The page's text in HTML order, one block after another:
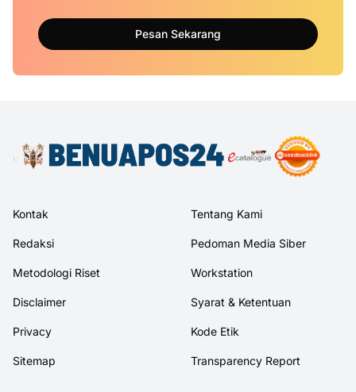
Pesan Sekarang
Kontak Tentang Kami
Redaksi Pedoman Media Siber
Metodologi Riset Workstation
Disclaimer Syarat & Ketentuan
Privacy Kode Etik
Sitemap Transparency Report